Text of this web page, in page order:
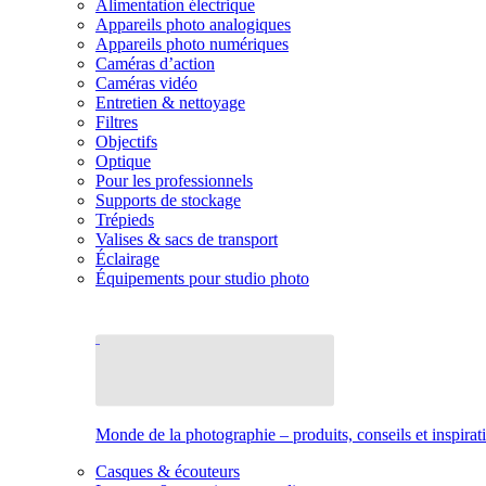
Alimentation électrique
Appareils photo analogiques
Appareils photo numériques
Caméras d’action
Caméras vidéo
Entretien & nettoyage
Filtres
Objectifs
Optique
Pour les professionnels
Supports de stockage
Trépieds
Valises & sacs de transport
Éclairage
Équipements pour studio photo
Monde de la photographie – produits, conseils et
Casques & écouteurs